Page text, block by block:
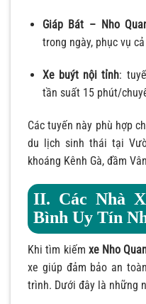
Giáp Bát – Nho
trong ngày, phục vụ
Xe buýt nội tỉnh:
tần suất 15 phút/
Các tuyến này phù hợp
du lịch sinh thái tại
khoáng Kênh Gà, đầm
II. Các Nhà
Bình Uy Tín
Khi tìm kiếm xe Nho
xe giúp đảm bảo an
trình. Dưới đây là những